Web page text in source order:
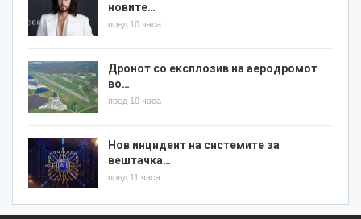
новите…
пред 10 часа
Дронот со експлозив на аеродромот
во…
пред 10 часа
Нов инцидент на системите за
вештачка…
пред 11 часа